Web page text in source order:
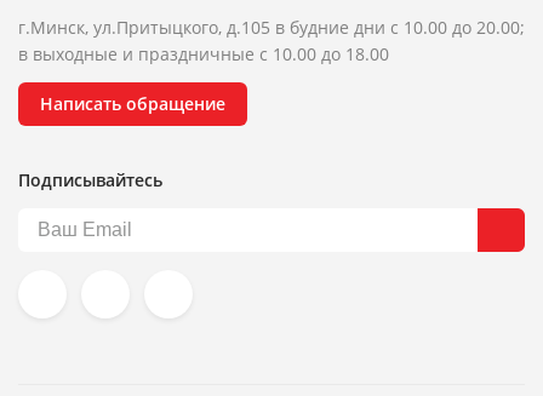
г.Минск, ул.Притыцкого, д.105 в будние дни с 10.00 до 20.00;
в выходные и праздничные с 10.00 до 18.00
Написать обращение
Подписывайтесь